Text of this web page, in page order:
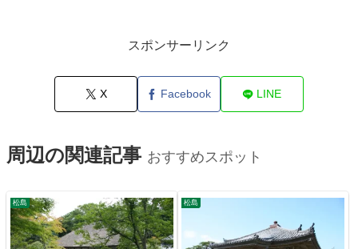
スポンサーリンク
X Facebook LINE
周辺の関連記事 おすすめスポット
松島 松島